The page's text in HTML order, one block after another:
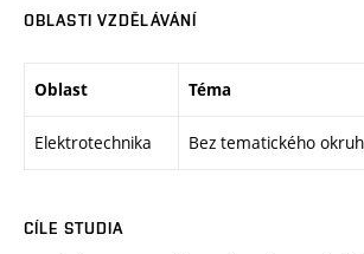
OBLASTI VZDĚLÁVÁNÍ
Oblast Téma
Elektrotechnika Bez tematického
CÍLE STUDIA